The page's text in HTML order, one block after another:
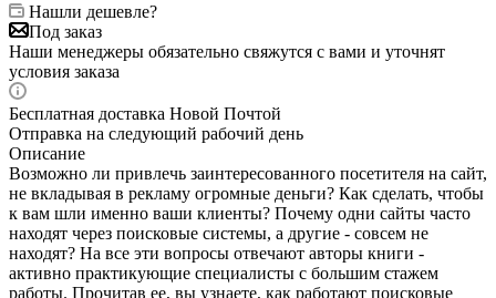
Нашли дешевле?
Под заказ
Наши менеджеры обязательно свяжутся с вами и уточнят
условия заказа
Бесплатная доставка Новой Почтой
Отправка на следующий рабочий день
Описание
Возможно ли привлечь заинтересованного посетителя на сайт,
не вкладывая в рекламу огромные деньги? Как сделать, чтобы
к вам шли именно ваши клиенты? Почему одни сайты часто
находят через поисковые системы, а другие - совсем не
находят? На все эти вопросы отвечают авторы книги -
активно практикующие специалисты с большим стажем
работы. Прочитав ее, вы узнаете, как работают поисковые